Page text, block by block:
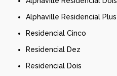
Alphaville Residencial Plus
Residencial Cinco
Residencial Dez
Residencial Dois